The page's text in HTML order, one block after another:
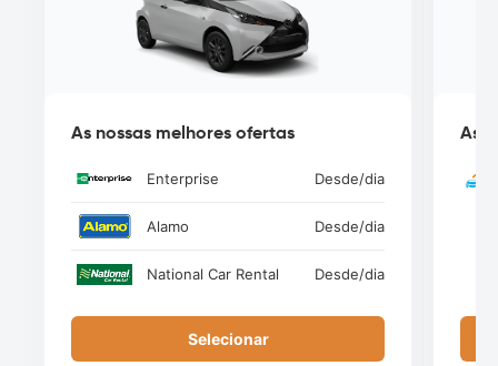
As nossas melhores ofertas
Enterprise Desde/dia
Alamo Desde/dia
National Car Rental Desde/dia
Selecionar
As